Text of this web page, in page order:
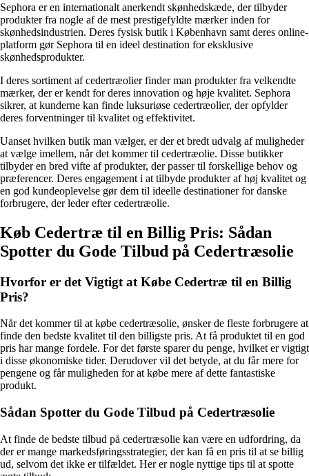
Sephora er en internationalt anerkendt skønhedskæde, der tilbyder
produkter fra nogle af de mest prestigefyldte mærker inden for
skønhedsindustrien. Deres fysisk butik i København samt deres online-
platform gør Sephora til en ideel destination for eksklusive
skønhedsprodukter.
I deres sortiment af cedertræolier finder man produkter fra velkendte
mærker, der er kendt for deres innovation og høje kvalitet. Sephora
sikrer, at kunderne kan finde luksuriøse cedertræolier, der opfylder
deres forventninger til kvalitet og effektivitet.
Uanset hvilken butik man vælger, er der et bredt udvalg af muligheder
at vælge imellem, når det kommer til cedertræolie. Disse butikker
tilbyder en bred vifte af produkter, der passer til forskellige behov og
præferencer. Deres engagement i at tilbyde produkter af høj kvalitet og
en god kundeoplevelse gør dem til ideelle destinationer for danske
forbrugere, der leder efter cedertræolie.
Køb Cedertræ til en Billig Pris: Sådan
Spotter du Gode Tilbud på Cedertræsolie
Hvorfor er det Vigtigt at Købe Cedertræ til en Billig
Pris?
Når det kommer til at købe cedertræsolie, ønsker de fleste forbrugere at
finde den bedste kvalitet til den billigste pris. At få produktet til en god
pris har mange fordele. For det første sparer du penge, hvilket er vigtigt
i disse økonomiske tider. Derudover vil det betyde, at du får mere for
pengene og får muligheden for at købe mere af dette fantastiske
produkt.
Sådan Spotter du Gode Tilbud på Cedertræsolie
At finde de bedste tilbud på cedertræsolie kan være en udfordring, da
der er mange markedsføringsstrategier, der kan få en pris til at se billig
ud, selvom det ikke er tilfældet. Her er nogle nyttige tips til at spotte